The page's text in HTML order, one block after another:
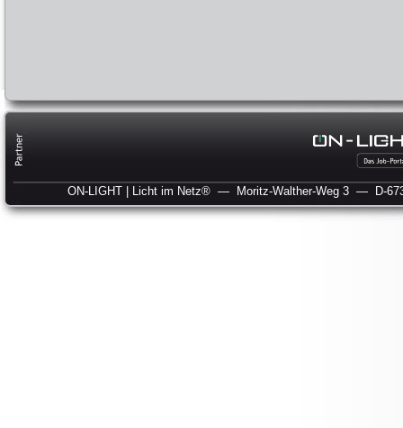
ON-LIGHT | Licht im Netz® — Moritz-Walther-Weg 3 — D-